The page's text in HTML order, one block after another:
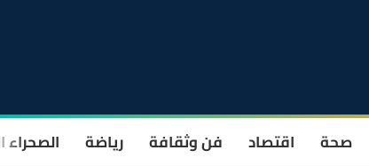
صحة اقتصاد فن وثقافة رياضة الصحراء